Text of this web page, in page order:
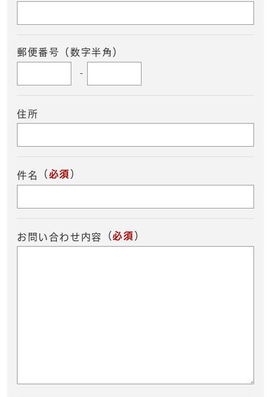
郵便番号（数字半角）
-
住所
件名 （ 必須 ）
お問い合わせ内容 （必須 ）